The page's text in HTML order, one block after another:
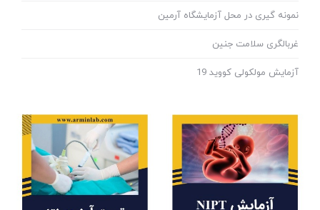
نمونه گیری در محل آزمایشگاه آرمین
غربالگری سلامت جنین
آزمایش مولکولی کووید 19